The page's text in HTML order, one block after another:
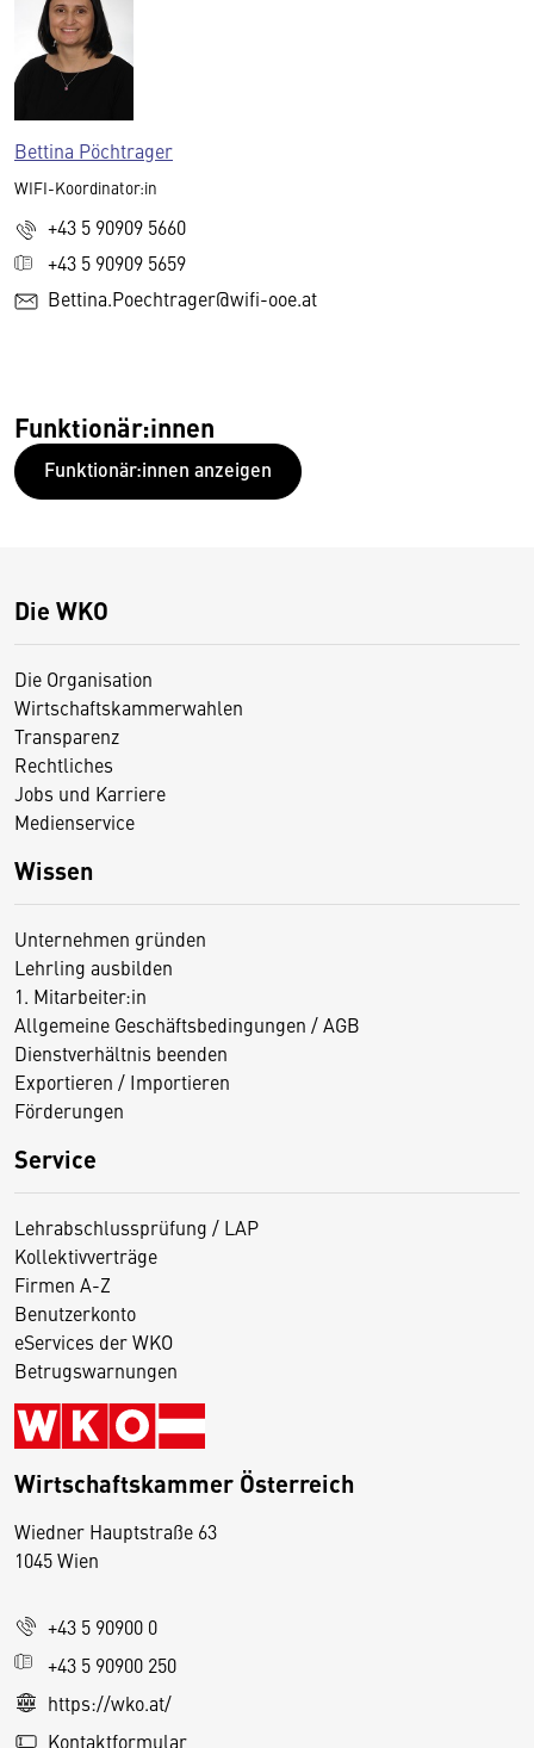
Bettina Pöchtrager
WIFI-Koordinator:in
+43 5 90909 5660
+43 5 90909 5659
Bettina.Poechtrager@wifi-ooe.at
Funktionär:innen
Funktionär:innen anzeigen
Die WKO
Die Organisation
Wirtschaftskammerwahlen
Transparenz
Rechtliches
Jobs und Karriere
Medienservice
Wissen
Unternehmen gründen
Lehrling ausbilden
1. Mitarbeiter:in
Allgemeine Geschäftsbedingungen / AGB
Dienstverhältnis beenden
Exportieren / Importieren
Förderungen
Service
Lehrabschlussprüfung / LAP
Kollektivverträge
Firmen A-Z
Benutzerkonto
eServices der WKO
Betrugswarnungen
Wirtschaftskammer Österreich
Wiedner Hauptstraße 63
1045 Wien
+43 5 90900 0
+43 5 90900 250
https://wko.at/
Kontaktformular
D
s
e
S
e